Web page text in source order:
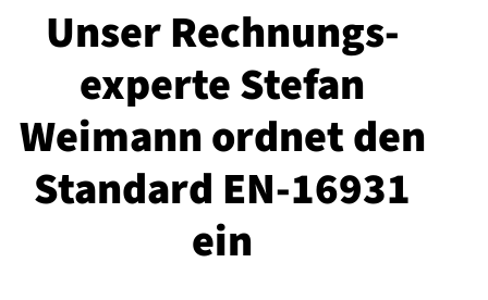
Unser Rech­nungs­
exper­te Stefan
Weimann ordnet den
Standard EN-16931
ein